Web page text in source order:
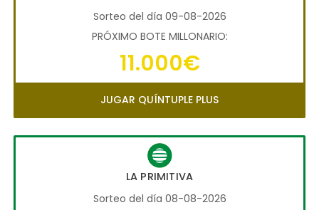
Sorteo del día 09-08-2026
PRÓXIMO BOTE MILLONARIO:
11.000€
JUGAR QUÍNTUPLE PLUS
LA PRIMITIVA
Sorteo del día 08-08-2026